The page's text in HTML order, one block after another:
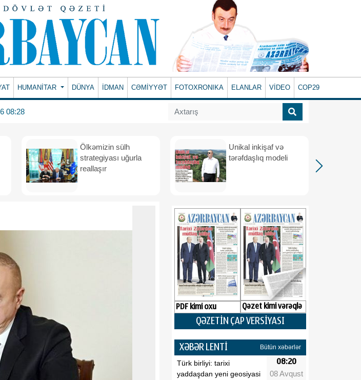
HUMANITAR DÜNYA İDMAN CƏMİYYƏT FOTOXRONIKA ELANLAR VİDEO COP29
08:28
Ölkəmizin sülh
strategiyası uğurla
reallaşır
Unikal inkişaf və
tərəfdaşlıq modeli
PDF kimi oxu Qəzet kimi vərəqlə
QƏZETİN ÇAP VERSİYASI
XƏBƏR LENTİ Bütün xəbərlər
Türk birliyi: tarixi
yaddaşdan yeni geosiyasi
08:20
08 Avqust